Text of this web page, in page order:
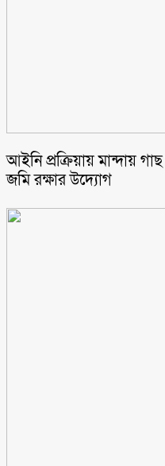
আইনি প্রক্রিয়ায় মান্দায়
জমি রক্ষার উদ্যোগ